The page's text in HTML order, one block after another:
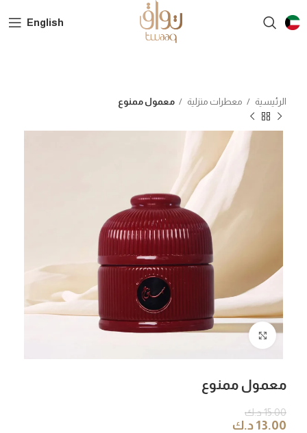
English
الرئيسية معطرات منزلية معمول ممنوع
Click to enlarge
معمول ممنوع
15.00د.ك
13.00 د.ك